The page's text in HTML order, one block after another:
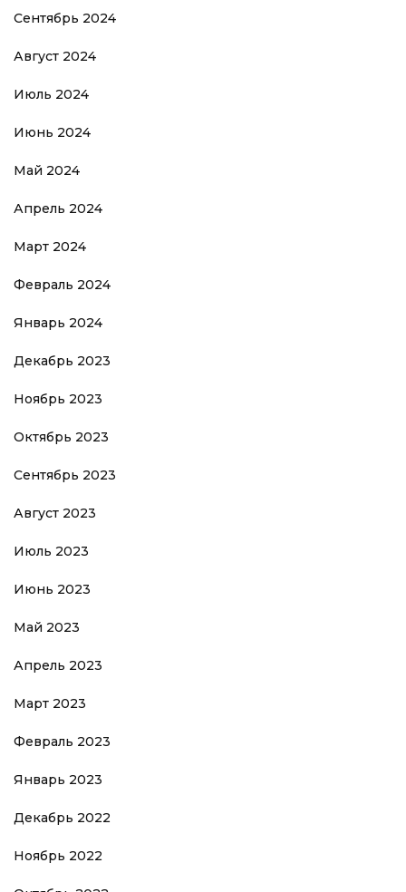
Сентябрь 2024
Август 2024
Июль 2024
Июнь 2024
Май 2024
Апрель 2024
Март 2024
Февраль 2024
Январь 2024
Декабрь 2023
Ноябрь 2023
Октябрь 2023
Сентябрь 2023
Август 2023
Июль 2023
Июнь 2023
Май 2023
Апрель 2023
Март 2023
Февраль 2023
Январь 2023
Декабрь 2022
Ноябрь 2022